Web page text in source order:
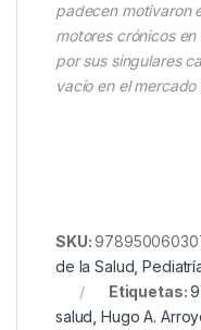
padecen motivaron
motores crónicos
por sus singulares
vacío en el
SKU:
de la Salud ,
Etiquetas:
salud ,Hugo A.